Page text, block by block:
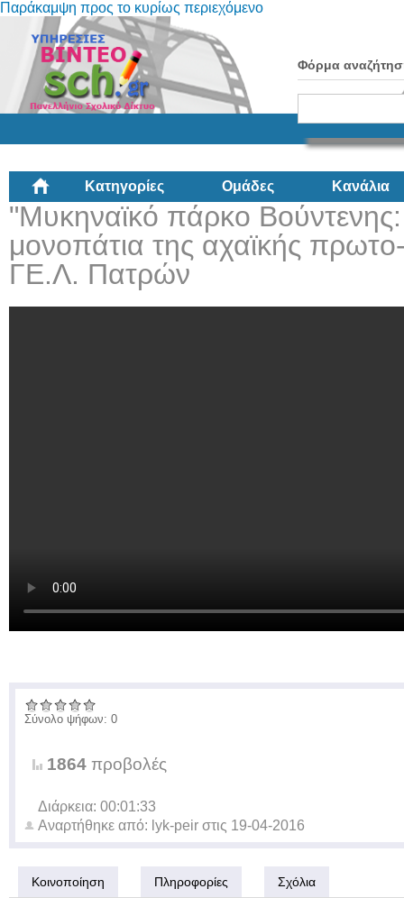
Παράκαμψη προς το κυρίως περιεχόμενο
Φόρμα
Κατηγορίες Ομάδες Κανάλια
"Μυκηναϊκό πάρκο
μονοπάτια της αχαϊκής πρωτο-
ΓΕ.Λ. Πατρών
Σύνολο ψήφων: 0
1864 προβολές
Διάρκεια: 00:01:33
Αναρτήθηκε από: lyk-peir στις 19-04-2016
Κοινοποίηση Πληροφορίες Σχόλια